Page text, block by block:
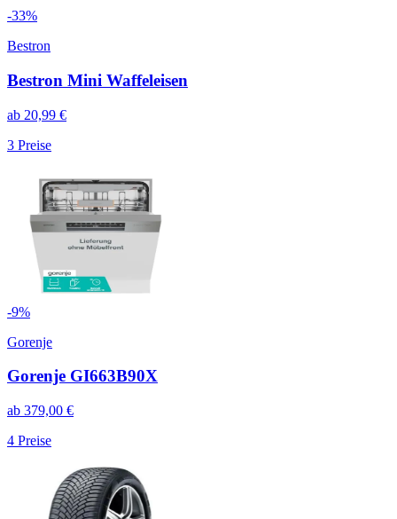
-33%
Bestron
Bestron Mini Waffeleisen
ab 20,99 €
3 Preise
-9%
Gorenje
Gorenje GI663B90X
ab 379,00 €
4 Preise